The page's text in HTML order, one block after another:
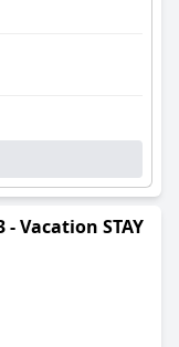
- Vacation STAY